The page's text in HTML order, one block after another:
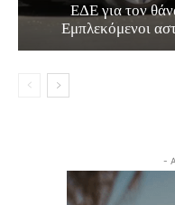
ΕΔΕ για τον
Εμπλεκόμενοι
-